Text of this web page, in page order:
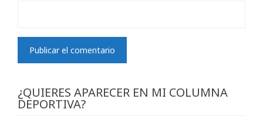
¿QUIERES APARECER EN MI COLUMNA
DEPORTIVA?